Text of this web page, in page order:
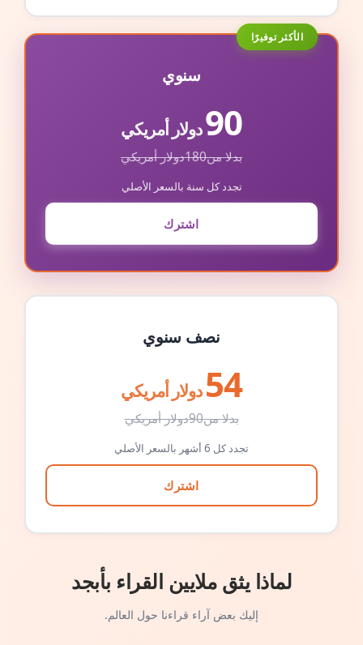
الأكثر توفيرًا
سنوي
90دولار أمريكي
بدلا من180دولار أمريكي
تجدد كل سنة بالسعر الأصلي
اشترك
نصف سنوي
54 دولار أمريكي
بدلا من90دولار أمريكي
تجدد كل 6 أشهر بالسعر الأصلي
اشترك
لماذا يثق ملايين القراء بأبجد
إليك بعض آراء قراءنا حول العالم.